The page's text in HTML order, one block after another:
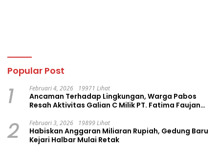
Popular Post
1 Februari 4, 2026 19971 Lihat
Ancaman Terhadap Lingkungan, Warga Pabos
Resah Aktivitas Galian C Milik PT. Fatima Faujan
2 Februari 3, 2026 19899 Lihat
Habiskan Anggaran Miliaran Rupiah, Gedung Baru
Kejari Halbar Mulai Retak